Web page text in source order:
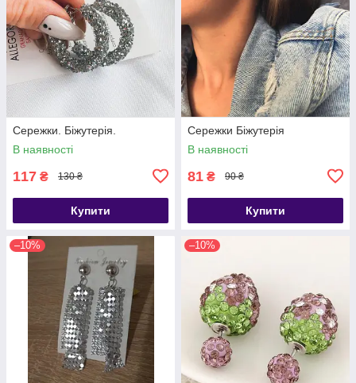
Сережки. Біжутерія.
В наявності
117 ₴ 130 ₴
Купити
Сережки Біжутерія
В наявності
81 ₴ 90 ₴
Купити
–10% –10%